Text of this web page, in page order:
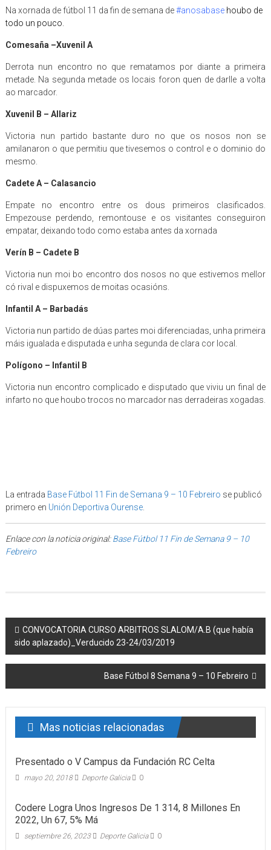
Na xornada de fútbol 11 da fin de semana de#anosabase houbo de
todo un pouco.
Comesaña –Xuvenil A
Derrota nun encontro no que rematamos por diante a primeira
metade. Na segunda metade os locais foron quen de darlle a volta
ao marcador.
Xuvenil B – Allariz
Victoria nun partido bastante duro no que os nosos non se
amilanaron o que permitiu que tivesemos o control e o dominio do
mesmo.
Cadete A– Calasancio
Empate no encontro entre os dous primeiros clasificados.
Empezouse perdendo, remontouse e os visitantes conseguiron
empatar, deixando todo como estaba antes da xornada
Verín B – Cadete B
Victoria nun moi bo encontro dos nosos no que estivemos mellor
có rival e dispuxemos de moitas ocasións.
Infantil A– Barbadás
Victoria nun partido de dúas partes moi diferenciadas, unha primeira
máis igualada e disputada e unha segunda de clara cor local.
Polígono – Infantil B
Victoria nun encontro complicado e disputado que viviu un final de
infarto no que houbo trocos no marcador nas derradeiras xogadas.
La entrada Base Fútbol 11 Fin de Semana 9 – 10 Febreiro se publicó
primero en Unión Deportiva Ourense.
Enlace con la noticia original:Base Fútbol 11 Fin de Semana 9 – 10
Febreiro
Post navigation
CONVOCATORIA CURSO ARBITROS SLALOM/A.B (que había
sido aplazado)_Verducido 23-24/03/2019
Base Fútbol 8 Semana 9 – 10 Febreiro
Mas noticias relacionadas
Presentado o V Campus da Fundación RC Celta
mayo 20, 2018 Deporte Galicia 0
Codere Logra Unos Ingresos De 1 314, 8 Millones En
2022, Un 67, 5% Má
septiembre 26, 2023 Deporte Galicia 0